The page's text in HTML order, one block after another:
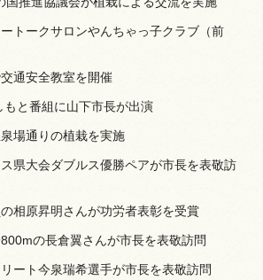
トークサロンやんちゃっ子クラブ（前
通安全教室を開催
と番組に山下市長が出演
場通りの植栽を実施
県大会ダブルス優勝ペアが市長を表敬訪
相原昇明さんが功労者表彰を受賞
の長倉翼さんが市長を表敬訪問
ート今泉瑞希選手が市長を表敬訪問